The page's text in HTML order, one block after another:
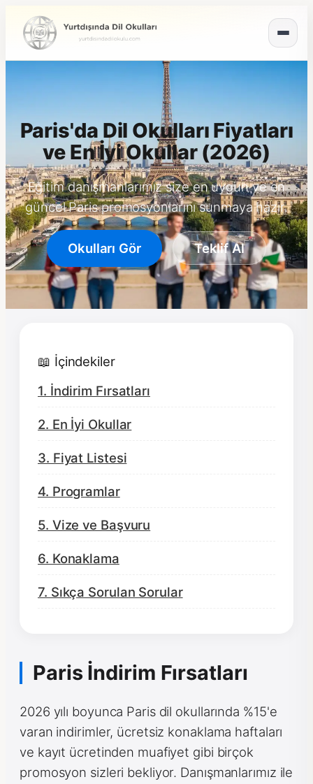
Paris'da Dil Okulları Fiyatları
ve En İyi Okullar (2026)
Eğitim danışmanlarımız size en uygun ve en
güncel Paris promosyonlarını sunmaya hazır.
Okulları Gör Teklif Al
📖 İçindekiler
1. İndirim Fırsatları
2. En İyi Okullar
3. Fiyat Listesi
4. Programlar
5. Vize ve Başvuru
6. Konaklama
7. Sıkça Sorulan Sorular
Paris İndirim Fırsatları
2026 yılı boyunca Paris dil okullarında %15'e
varan indirimler, ücretsiz konaklama haftaları
ve kayıt ücretinden muafiyet gibi birçok
promosyon sizleri bekliyor. Danışmanlarımız ile